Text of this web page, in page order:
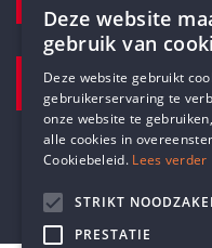
Pottenbrug 4
Antwerpen,
Deze website
gebruik van
Deze website gebruikt
gebruikerservaring te
onze website te
alle cookies in
Cookiebeleid. Lees verder
STRIKT
PRESTATIE